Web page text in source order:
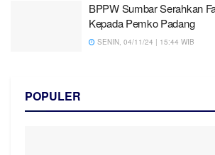
BPPW Sumbar Serahkan
Kepada Pemko Padang
SENIN, 04/11/24 | 15:44 WIB
POPULER